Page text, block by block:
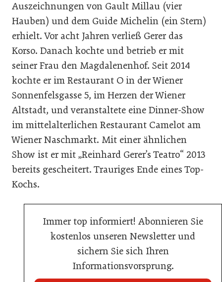
Auszeichnungen von Gault Millau (vier
Hauben) und dem Guide Michelin (ein Stern)
erhielt. Vor acht Jahren verließ Gerer das
Korso. Danach kochte und betrieb er mit
seiner Frau den Magdalenenhof. Seit 2014
kochte er im Restaurant O in der Wiener
Sonnenfelsgasse 5, im Herzen der Wiener
Altstadt, und veranstaltete eine Dinner-Show
im mittelalterlichen Restaurant Camelot am
Wiener Naschmarkt. Mit einer ähnlichen
Show ist er mit „Reinhard Gerer’s Teatro“ 2013
bereits gescheitert. Trauriges Ende eines Top-
Kochs.
Immer top informiert! Abonnieren Sie
kostenlos unseren Newsletter und
sichern Sie sich Ihren
Informationsvorsprung.